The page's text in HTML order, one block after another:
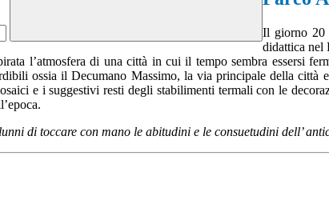
Il giorno 20
didattica nel
l’atmosfera di una città in cui il tempo sembra essersi
ossia il Decumano Massimo, la via principale della
e i suggestivi resti degli stabilimenti termali con le
di toccare con mano le abitudini e le consuetudini dell’